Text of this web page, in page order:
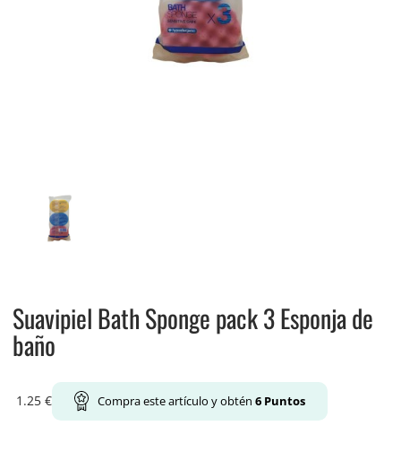
Suavipiel Bath Sponge pack 3 Esponja de
baño
1.25 € Compra este artículo y obtén 6Puntos